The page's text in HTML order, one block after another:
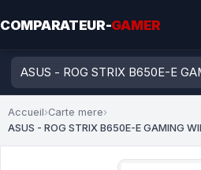
COMPARATEUR-GAMER
Accueil›Carte mere›
ASUS - ROG STRIX B650E-E GAMING